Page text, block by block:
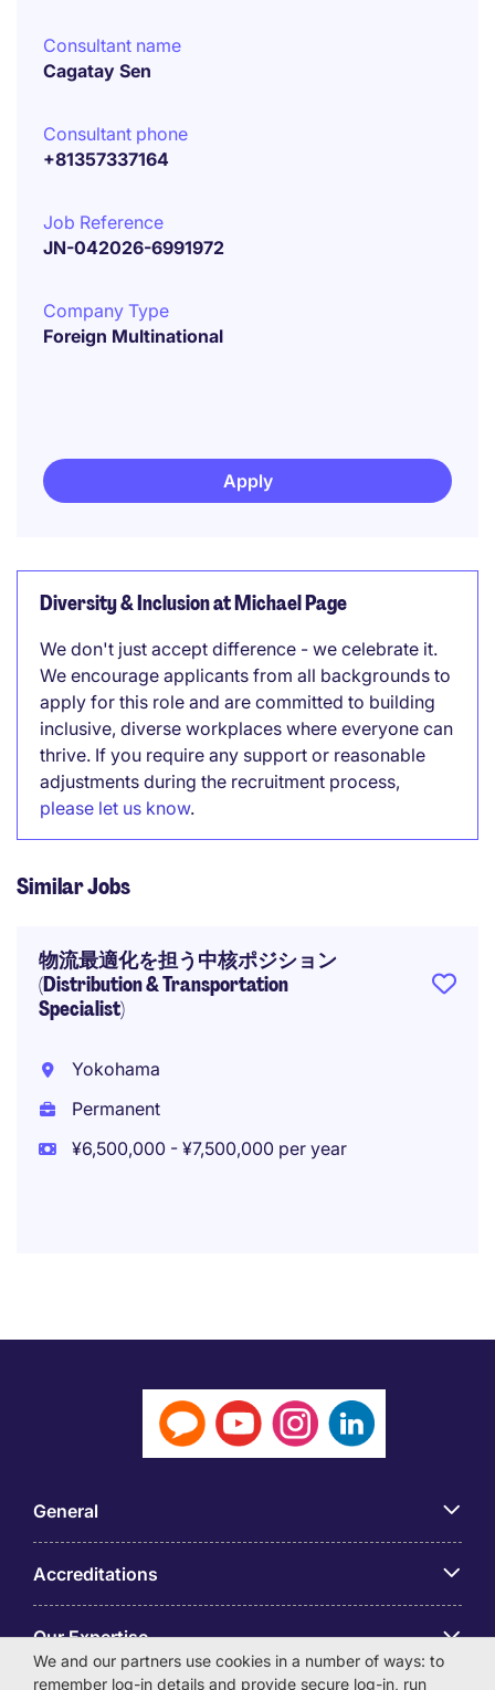
Consultant name
Cagatay Sen
Consultant phone
+81357337164
Job Reference
JN-042026-6991972
Company Type
Foreign Multinational
Apply
Diversity & Inclusion at Michael Page
We don't just accept difference - we celebrate it.
We encourage applicants from all backgrounds to
apply for this role and are committed to building
inclusive, diverse workplaces where everyone can
thrive. If you require any support or reasonable
adjustments during the recruitment process,
please let us know.
Similar Jobs
物流最適化を担う中核ポジション
(Distribution & Transportation
Specialist)
Yokohama
Permanent
¥6,500,000 - ¥7,500,000 per year
General
Accreditations
Our Expertise
We and our partners use cookies in a number of ways: to
remember log-in details and provide secure log-in, run